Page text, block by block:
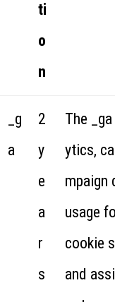
ti
o
n
_g
a
2
y
e
a
r
s
The
ytics,
mpaign
usage
cookie
and